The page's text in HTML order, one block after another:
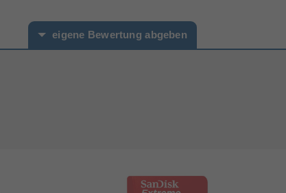
eigene Bewertung abgeben